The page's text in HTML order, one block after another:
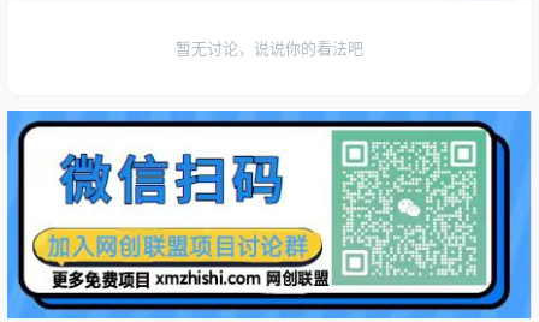
暂无讨论，说说你的看法吧